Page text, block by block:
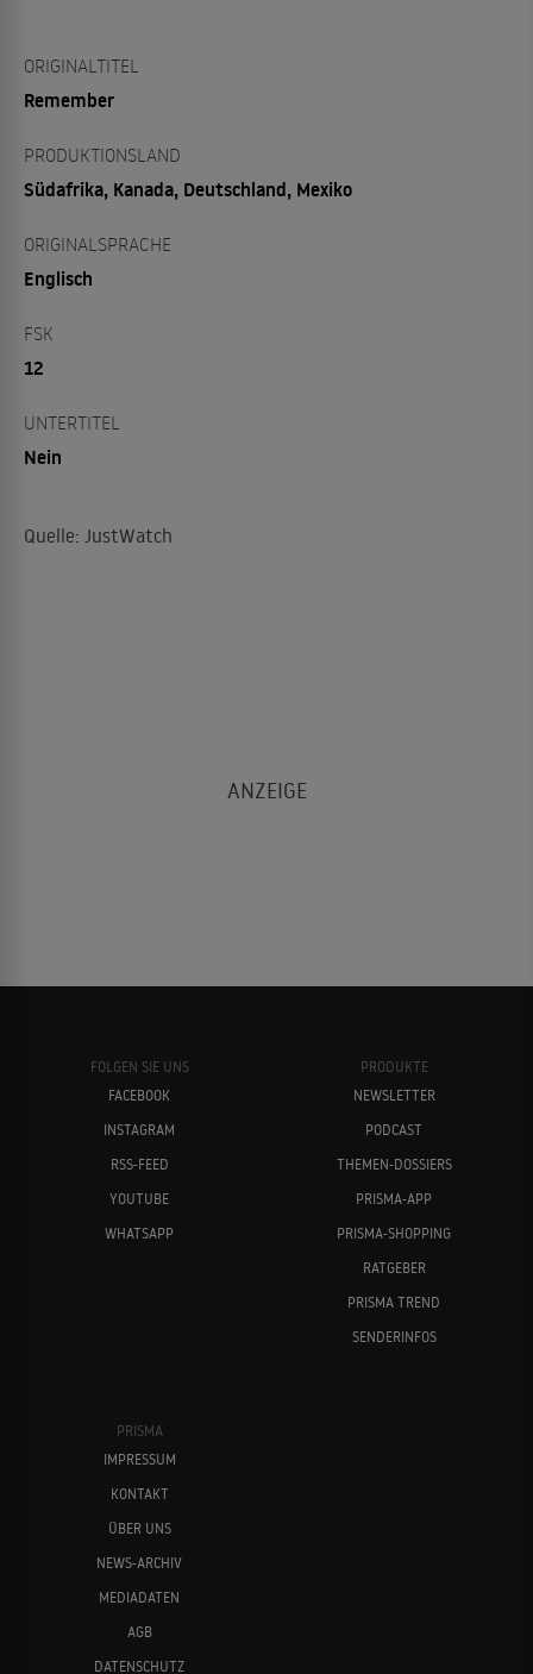
ORIGINALTITEL
Remember
PRODUKTIONSLAND
Südafrika, Kanada, Deutschland, Mexiko
ORIGINALSPRACHE
Englisch
FSK
12
UNTERTITEL
Nein
Quelle: JustWatch
FOLGEN SIE UNS
FACEBOOK
INSTAGRAM
RSS-FEED
YOUTUBE
WHATSAPP
PRODUKTE
NEWSLETTER
PODCAST
THEMEN-DOSSIERS
PRISMA-APP
PRISMA-SHOPPING
RATGEBER
PRISMA TREND
SENDERINFOS
PRISMA
IMPRESSUM
KONTAKT
ÜBER UNS
NEWS-ARCHIV
MEDIADATEN
AGB
DATENSCHUTZ